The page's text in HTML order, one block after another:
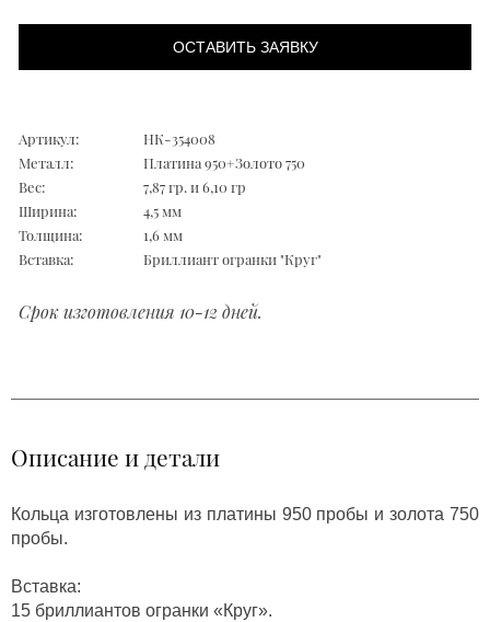
ОСТАВИТЬ ЗАЯВКУ
Артикул:
НК-354008
Металл:
Платина 950+Золото 750
Вес:
7,87 гр. и 6,10 гр
Ширина:
4,5 мм
Толщина:
1,6 мм
Вставка:
Бриллиант огранки "Круг"
Срок изготовления 10-12 дней.
Описание и детали
Кольца изготовлены из платины 950 пробы и золота 750
пробы.
Вставка:
15 бриллиантов огранки «Круг».